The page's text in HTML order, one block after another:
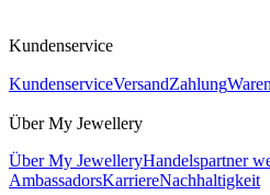
Kundenservice
KundenserviceVersandZahlung
Über My Jewellery
Über My JewelleryHandelspartner
AmbassadorsKarriereNachhaltigkeit